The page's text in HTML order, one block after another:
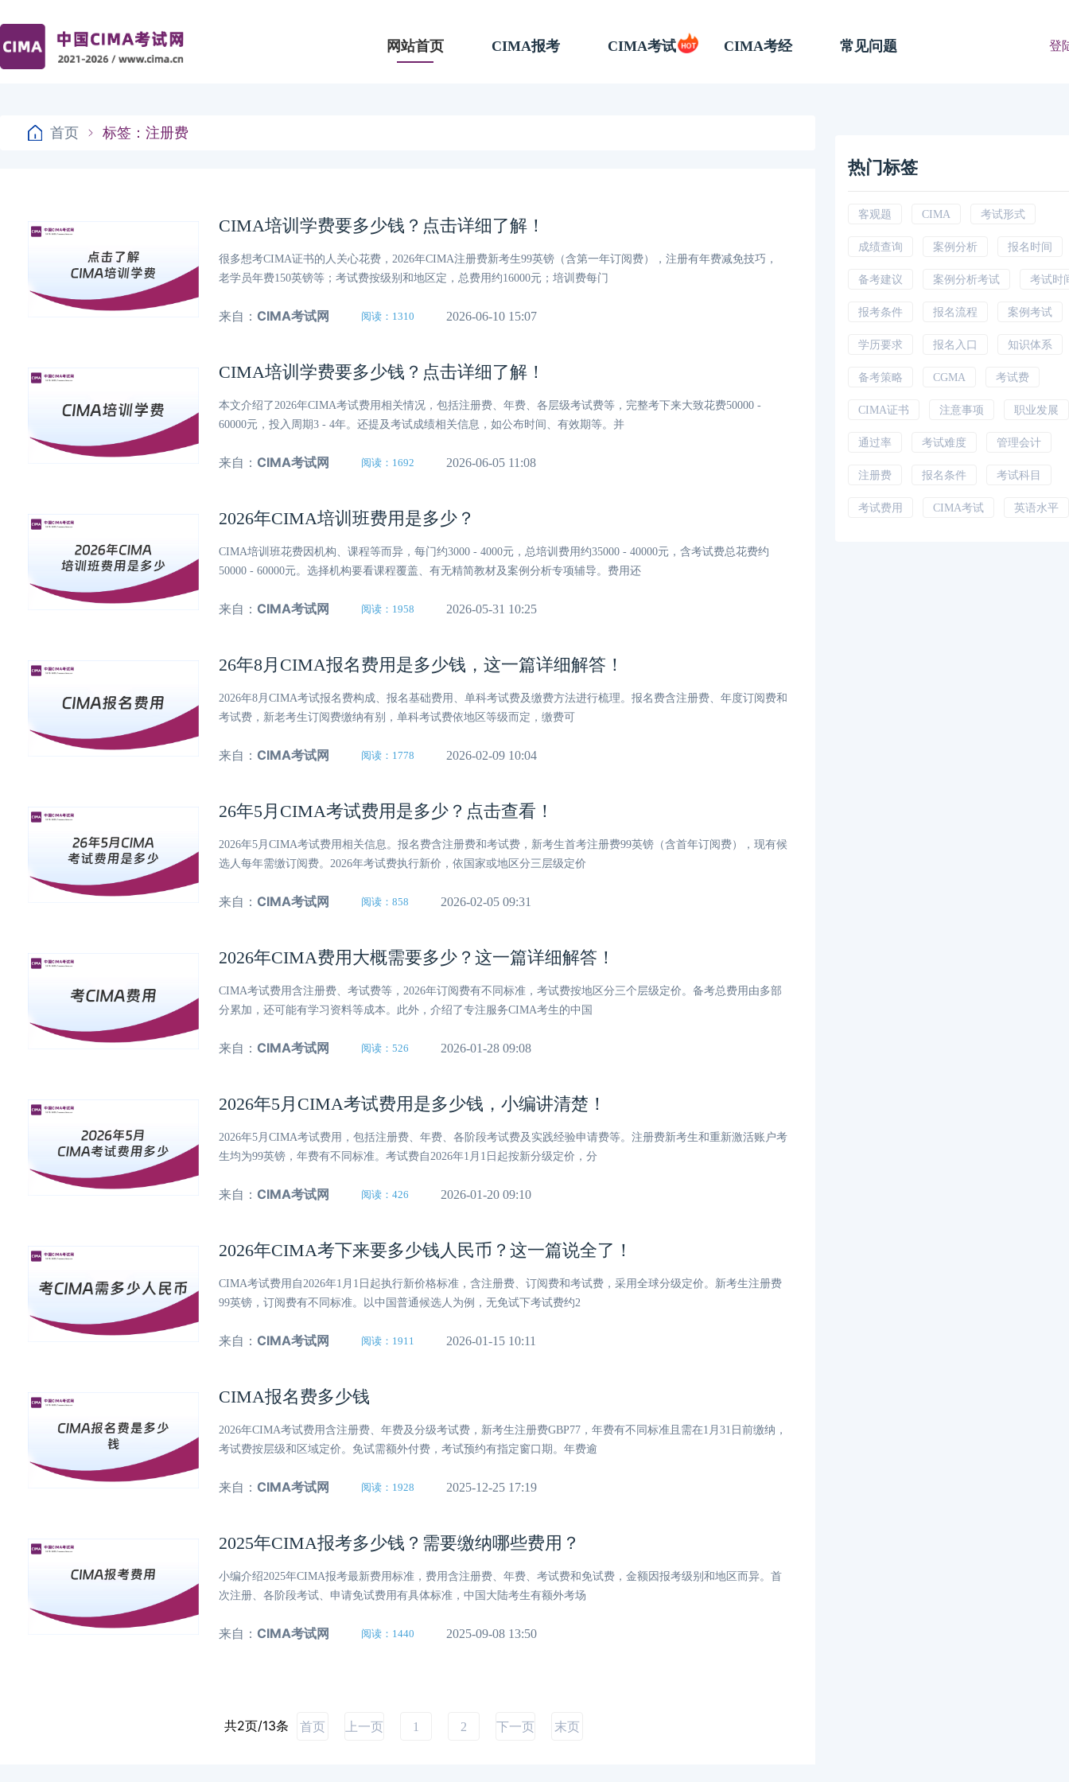
网站首页 CIMA报考 CIMA考试 CIMA考经 常见问题 登
首页 标签：注册费
CIMA培训学费要多少钱？点击详细了解！
很多想考CIMA证书的人关心花费，2026年CIMA注册费新考生99英镑（含第一年订阅费），注册有年费减免技巧，
老学员年费150英镑等；考试费按级别和地区定，总费用约16000元；培训费每门
来自： CIMA考试网 阅读：1310 2026-06-10 15:07
CIMA培训学费要多少钱？点击详细了解！
本文介绍了2026年CIMA考试费用相关情况，包括注册费、年费、各层级考试费等，完整考下来大致花费50000 -
60000元，投入周期3 - 4年。还提及考试成绩相关信息，如公布时间、有效期等。并
来自： CIMA考试网 阅读：1692 2026-06-05 11:08
2026年CIMA培训班费用是多少？
CIMA培训班花费因机构、课程等而异，每门约3000 - 4000元，总培训费用约35000 - 40000元，含考试费总花费约
50000 - 60000元。选择机构要看课程覆盖、有无精简教材及案例分析专项辅导。费用还
来自： CIMA考试网 阅读：1958 2026-05-31 10:25
26年8月CIMA报名费用是多少钱，这一篇详细解答！
2026年8月CIMA考试报名费构成、报名基础费用、单科考试费及缴费方法进行梳理。报名费含注册费、年度订阅费和
考试费，新老考生订阅费缴纳有别，单科考试费依地区等级而定，缴费可
来自： CIMA考试网 阅读：1778 2026-02-09 10:04
26年5月CIMA考试费用是多少？点击查看！
2026年5月CIMA考试费用相关信息。报名费含注册费和考试费，新考生首考注册费99英镑（含首年订阅费），现有候
选人每年需缴订阅费。2026年考试费执行新价，依国家或地区分三层级定价
来自： CIMA考试网 阅读：858 2026-02-05 09:31
2026年CIMA费用大概需要多少？这一篇详细解答！
CIMA考试费用含注册费、考试费等，2026年订阅费有不同标准，考试费按地区分三个层级定价。备考总费用由多部
分累加，还可能有学习资料等成本。此外，介绍了专注服务CIMA考生的中国
来自： CIMA考试网 阅读：526 2026-01-28 09:08
2026年5月CIMA考试费用是多少钱，小编讲清楚！
2026年5月CIMA考试费用，包括注册费、年费、各阶段考试费及实践经验申请费等。注册费新考生和重新激活账户考
生均为99英镑，年费有不同标准。考试费自2026年1月1日起按新分级定价，分
来自： CIMA考试网 阅读：426 2026-01-20 09:10
2026年CIMA考下来要多少钱人民币？这一篇说全了！
CIMA考试费用自2026年1月1日起执行新价格标准，含注册费、订阅费和考试费，采用全球分级定价。新考生注册费
99英镑，订阅费有不同标准。以中国普通候选人为例，无免试下考试费约2
来自： CIMA考试网 阅读：1911 2026-01-15 10:11
CIMA报名费多少钱
2026年CIMA考试费用含注册费、年费及分级考试费，新考生注册费GBP77，年费有不同标准且需在1月31日前缴纳，
考试费按层级和区域定价。免试需额外付费，考试预约有指定窗口期。年费逾
来自： CIMA考试网 阅读：1928 2025-12-25 17:19
2025年CIMA报考多少钱？需要缴纳哪些费用？
小编介绍2025年CIMA报考最新费用标准，费用含注册费、年费、考试费和免试费，金额因报考级别和地区而异。首
次注册、各阶段考试、申请免试费用有具体标准，中国大陆考生有额外考场
来自： CIMA考试网 阅读：1440 2025-09-08 13:50
共2页/13条 首页 上一页 1 2 下一页 末页
热门标签
客观题 CIMA 考试形式
成绩查询 案例分析 报名时间
备考建议 案例分析考试 考试时
报考条件 报名流程 案例考试
学历要求 报名入口 知识体系
备考策略 CGMA 考试费
CIMA证书 注意事项 职业发展
通过率 考试难度 管理会计
注册费 报名条件 考试科目
考试费用 CIMA考试 英语水平